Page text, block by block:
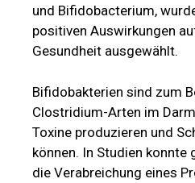
und Bifidobacterium,
positiven Auswirkungen
Gesundheit ausgewählt.
Bifidobakterien sind zum
Clostridium-Arten im
Toxine produzieren und
können. In Studien konnte
die Verabreichung eines